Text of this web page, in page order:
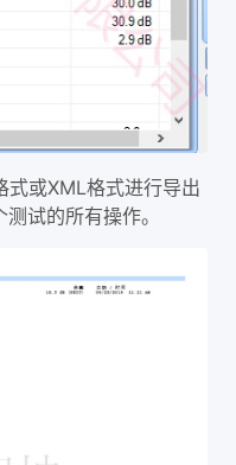
式或XML格式进行导出
试的所有操作。